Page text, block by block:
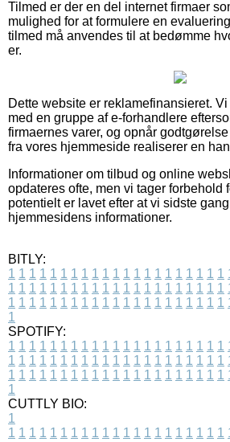
Tilmed er der en del internet firmaer
mulighed for at formulere en
tilmed må anvendes til at bedømme
er.
Dette website er reklamefinansieret.
med en gruppe af e-forhandlere
firmaernes varer, og opnår
fra vores hjemmeside realiserer en
Informationer om tilbud og online
opdateres ofte, men vi tager forbehold
potentielt er lavet efter at vi sidste
hjemmesidens informationer.
BITLY:
1 1 1 1 1 1 1 1 1 1 1 1 1 1 1 1 1 1 1 1 1
1 1 1 1 1 1 1 1 1 1 1 1 1 1 1 1 1 1 1 1 1
1 1 1 1 1 1 1 1 1 1 1 1 1 1 1 1 1 1 1 1 1
1
SPOTIFY:
1 1 1 1 1 1 1 1 1 1 1 1 1 1 1 1 1 1 1 1 1
1 1 1 1 1 1 1 1 1 1 1 1 1 1 1 1 1 1 1 1 1
1 1 1 1 1 1 1 1 1 1 1 1 1 1 1 1 1 1 1 1 1
1
CUTTLY BIO:
1
1 1 1 1 1 1 1 1 1 1 1 1 1 1 1 1 1 1 1 1 1